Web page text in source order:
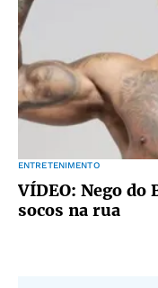
ENTRETENIMENTO
VÍDEO: Nego do
socos na rua